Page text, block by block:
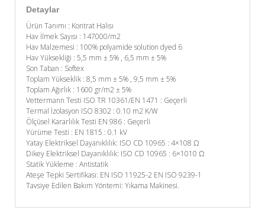
Detaylar
Ürün Tanımı : Kontrat Halısı
Hav İlmek Sayısı : 147000/m2
Hav Malzemesi : 100% polyamide solution dyed 6
Hav Yüksekliği : 5,5 mm ± 5% , 6,5 mm ± 5%
Son Taban : Softex
Toplam Yükseklik : 8,5 mm ± 5% , 9,5 mm ± 5%
Toplam Ağırlık : 1600 gr/m2 ± 5%
Vettermann Testi ISO TR 10361/EN 1471 : Geçerli
Termal İzolasyon ISO 8302 : 0.10 m2 K/W
Ölçüsel Kararlılık Testi EN 986 : Geçerli
Yürüme Testi : EN 1815 : 0.1 kV
Yatay Elektriksel Dayanıklılık: ISO CD 10965 : 4×108 Ω
Dikey Elektriksel Dayanıklılık: ISO CD 10965 : 6×1010 Ω
Statik Yükleme : Antistatik
Ateşe Tepki Sertifikası: EN ISO 11925-2 EN ISO 9239-1
Tavsiye Edilen Bakım Yöntemi: Yıkama Makinesi.